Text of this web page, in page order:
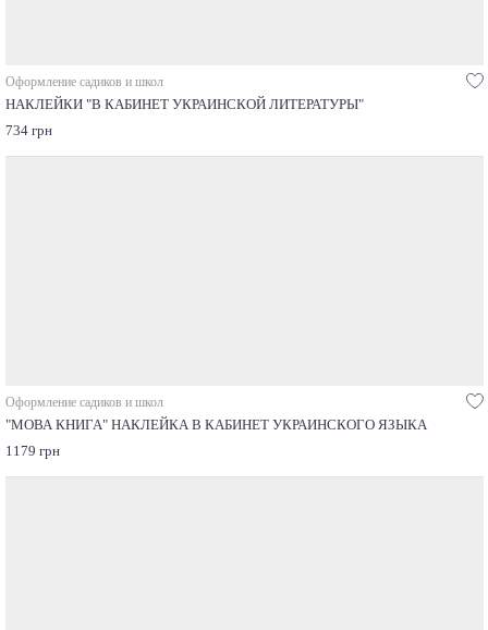
Оформление садиков и школ
НАКЛЕЙКИ "В КАБИНЕТ УКРАИНСКОЙ ЛИТЕРАТУРЫ"
734 грн
Оформление садиков и школ
"МОВА КНИГА" НАКЛЕЙКА В КАБИНЕТ УКРАИНСКОГО ЯЗЫКА
1179 грн